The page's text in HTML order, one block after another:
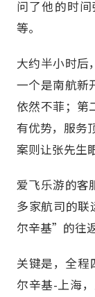
问了他的时
等。
大约半小时后
一个是南航新
依然不菲；第
有优势，服务
案则让张先
爱飞乐游的客
多家航司的
尔辛基”的往
关键是，全
尔辛基-上海